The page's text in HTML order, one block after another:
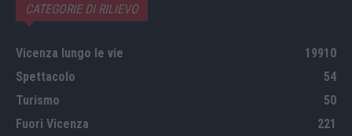
CATEGORIE DI RILIEVO
Vicenza lungo le vie
19910
Spettacolo
54
Turismo
50
Fuori Vicenza
221